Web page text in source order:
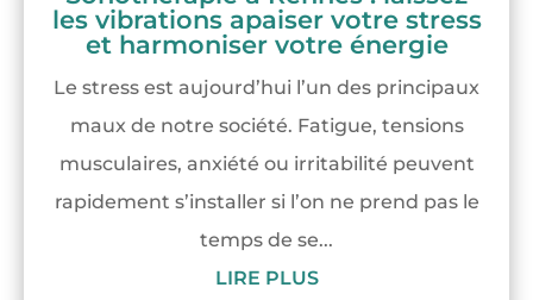
les vibrations apaiser votre stress
et harmoniser votre énergie
Le stress est aujourd’hui l’un des principaux
maux de notre société. Fatigue, tensions
musculaires, anxiété ou irritabilité peuvent
rapidement s’installer si l’on ne prend pas le
temps de se...
LIRE PLUS